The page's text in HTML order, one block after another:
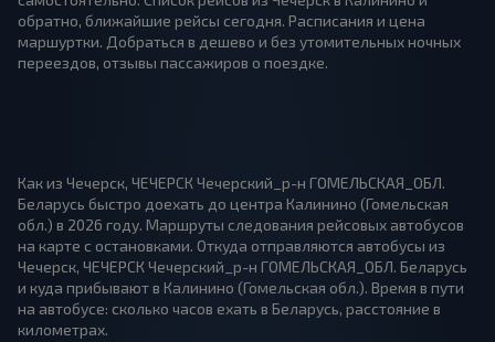
обратно, ближайшие рейсы сегодня. Расписания и цена
маршуртки. Добраться в дешево и без утомительных ночных
переездов, отзывы пассажиров о поездке.
Как из Чечерск, ЧЕЧЕРСК Чечерский_р-н ГОМЕЛЬСКАЯ_ОБЛ.
Беларусь быстро доехать до центра Калинино (Гомельская
обл.) в 2026 году. Маршруты следования рейсовых автобусов
на карте с остановками. Откуда отправляются автобусы из
Чечерск, ЧЕЧЕРСК Чечерский_р-н ГОМЕЛЬСКАЯ_ОБЛ. Беларусь
и куда прибывают в Калинино (Гомельская обл.). Время в пути
на автобусе: сколько часов ехать в Беларусь, расстояние в
километрах.